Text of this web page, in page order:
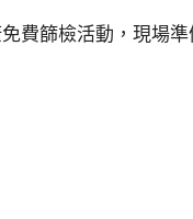
費篩檢活動，現場